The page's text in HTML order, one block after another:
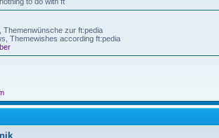
Themenwünsche zur ft:pedia
Themewishes according ft:pedia